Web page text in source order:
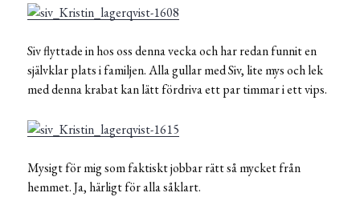
Siv flyttade in hos oss denna vecka och har redan funnit en
självklar plats i familjen. Alla gullar med Siv, lite mys och lek
med denna krabat kan lätt fördriva ett par timmar i ett vips.
Mysigt för mig som faktiskt jobbar rätt så mycket från
hemmet. Ja, härligt för alla såklart.